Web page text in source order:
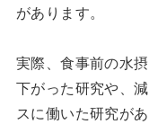
があります。
実際、食事前の水
下がった研究や、
スに働いた研究があ